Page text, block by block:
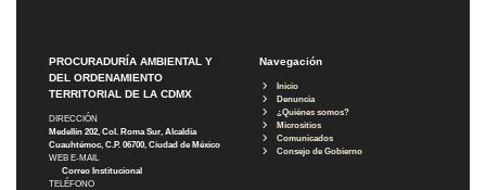
PROCURADURÍA AMBIENTAL Y
DEL ORDENAMIENTO
TERRITORIAL DE LA CDMX
DIRECCIÓN
Medellín 202, Col. Roma Sur, Alcaldía
Cuauhtémoc, C.P. 06700, Ciudad de México
WEB E-MAIL
Correo Institucional
TELÉFONO
Navegación
Inicio
Denuncia
¿Quiénes somos?
Micrositios
Comunicados
Consejo de Gobierno